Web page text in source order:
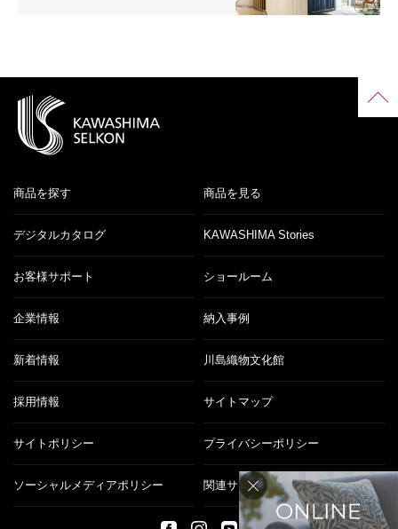
商品を探す 商品を見る
デジタルカタログ KAWASHIMA Stories
お客様サポート ショールーム
企業情報 納入事例
新着情報 川島織物文化館
採用情報 サイトマップ
サイトポリシー プライバシーポリシー
ソーシャルメディアポリシー 関連サイト